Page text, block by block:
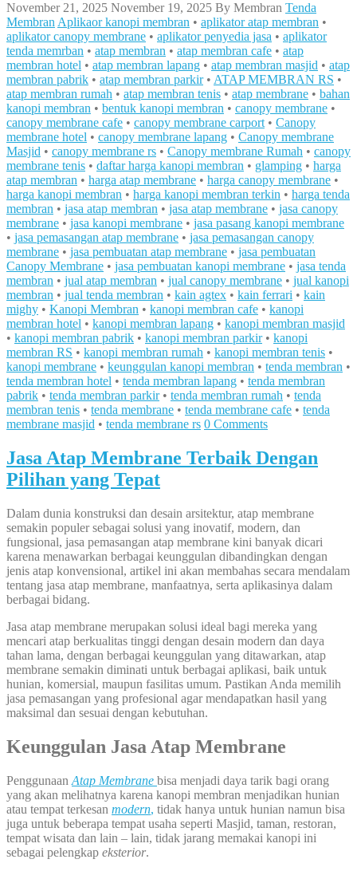
November 21, 2025 November 19, 2025 By Membran Tenda
Membran Aplikaor kanopi membran • aplikator atap membran •
aplikator canopy membrane • aplikator penyedia jasa • aplikator
tenda memrban • atap membran • atap membran cafe • atap
membran hotel • atap membran lapang • atap membran masjid • atap
membran pabrik • atap membran parkir• ATAP MEMBRAN RS •
atap membran rumah • atap membran tenis • atap membrane • bahan
kanopi membran • bentuk kanopi membran • canopy membrane •
canopy membrane cafe • canopy membrane carport • Canopy
membrane hotel • canopy membrane lapang • Canopy membrane
Masjid • canopy membrane rs • Canopy membrane Rumah • canopy
membrane tenis • daftar harga kanopi membran • glamping • harga
atap membran • harga atap membrane • harga canopy membrane •
harga kanopi membran • harga kanopi membran terkin • harga tenda
membran • jasa atap membran • jasa atap membrane • jasa canopy
membrane • jasa kanopi membrane • jasa pasang kanopi membrane
• jasa pemasangan atap membrane • jasa pemasangan canopy
membrane • jasa pembuatan atap membrane • jasa pembuatan
Canopy Membrane • jasa pembuatan kanopi membrane • jasa tenda
membran • jual atap membran • jual canopy membrane • jual kanopi
membran • jual tenda membran • kain agtex • kain ferrari • kain
mighy • Kanopi Membran • kanopi membran cafe • kanopi
membran hotel • kanopi membran lapang • kanopi membran masjid
• kanopi membran pabrik • kanopi membran parkir• kanopi
membran RS • kanopi membran rumah • kanopi membran tenis •
kanopi membrane • keunggulan kanopi membran • tenda membran •
tenda membran hotel • tenda membran lapang • tenda membran
pabrik • tenda membran parkir• tenda membran rumah • tenda
membran tenis • tenda membrane • tenda membrane cafe • tenda
membrane masjid • tenda membrane rs 0 Comments
Jasa Atap Membrane Terbaik Dengan
Pilihan yang Tepat
Dalam dunia konstruksi dan desain arsitektur, atap membrane
semakin populer sebagai solusi yang inovatif, modern, dan
fungsional, jasa pemasangan atap membrane kini banyak dicari
karena menawarkan berbagai keunggulan dibandingkan dengan
jenis atap konvensional, artikel ini akan membahas secara mendalam
tentang jasa atap membrane, manfaatnya, serta aplikasinya dalam
berbagai bidang.
Jasa atap membrane merupakan solusi ideal bagi mereka yang
mencari atap berkualitas tinggi dengan desain modern dan daya
tahan lama, dengan berbagai keunggulan yang ditawarkan, atap
membrane semakin diminati untuk berbagai aplikasi, baik untuk
hunian, komersial, maupun fasilitas umum. Pastikan Anda memilih
jasa pemasangan yang profesional agar mendapatkan hasil yang
maksimal dan sesuai dengan kebutuhan.
Keunggulan Jasa Atap Membrane
Penggunaan Atap Membrane bisa menjadi daya tarik bagi orang
yang akan melihatnya karena kanopi membran menjadikan hunian
atau tempat terkesan modern, tidak hanya untuk hunian namun bisa
juga untuk beberapa tempat usaha seperti Masjid, taman, restoran,
tempat wisata dan lain – lain, tidak jarang memakai kanopi ini
sebagai pelengkap eksterior.